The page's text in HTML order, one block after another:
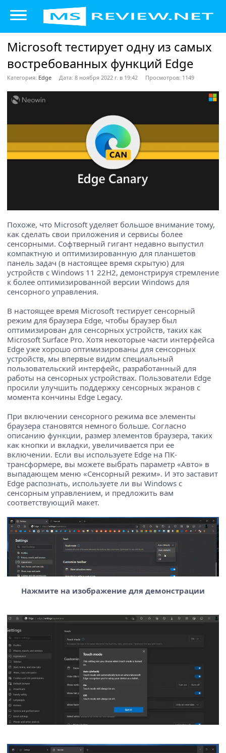
Microsoft тестирует одну из самых
востребованных функций Edge
Категория: Edge Дата: 8 ноября 2022 г. в 19:42 Просмотров: 1149
Похоже, что Microsoft уделяет большое внимание тому,
как сделать свои приложения и сервисы более
сенсорными. Софтверный гигант недавно выпустил
компактную и оптимизированную для планшетов
панель задач (в настоящее время скрытую) для
устройств с Windows 11 22H2, демонстрируя стремление
к более оптимизированной версии Windows для
сенсорного управления.
В настоящее время Microsoft тестирует сенсорный
режим для браузера Edge, чтобы браузер был
оптимизирован для сенсорных устройств, таких как
Microsoft Surface Pro. Хотя некоторые части интерфейса
Edge уже хорошо оптимизированы для сенсорных
устройств, мы впервые видим специальный
пользовательский интерфейс, разработанный для
работы на сенсорных устройствах. Пользователи Edge
просили улучшить поддержку сенсорных экранов с
момента кончины Edge Legacy.
При включении сенсорного режима все элементы
браузера становятся немного больше. Согласно
описанию функции, размер элементов браузера, таких
как кнопки и вкладки, увеличивается при ее
включении. Если вы используете Edge на ПК-
трансформере, вы можете выбрать параметр «Авто» в
выпадающем меню «Сенсорный режим». И это заставит
Edge распознать, используете ли вы Windows с
сенсорным управлением, и предложить вам
соответствующий макет.
Нажмите на изображение для демонстрации